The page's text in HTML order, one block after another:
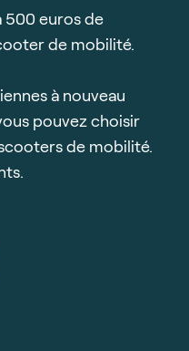
500 euros de
de mobilité.
à nouveau
pouvez choisir
de mobilité.